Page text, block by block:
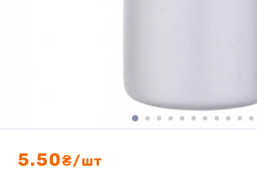
5.50₴/шт